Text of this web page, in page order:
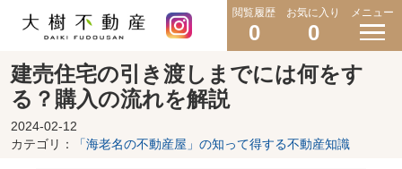
閲覧履歴
0
お気に入り
0
メニュー
建売住宅の引き渡しまでには何をす
る？購入の流れを解説
2024-02-12
カテゴリ：
「海老名の不動産屋」の知って得する不動産知識